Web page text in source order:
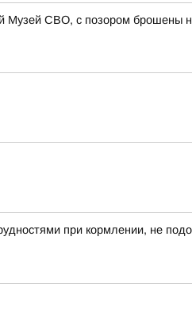
Музей СВО, с позором брошены
при кормлении, не